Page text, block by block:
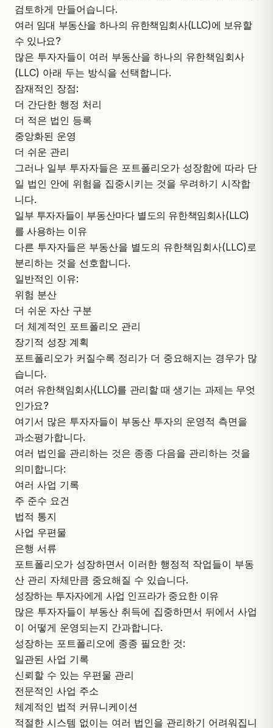
검토하게 만들어습니다.
여러 임대 부동산을 하나의 유한책임회사(LLC)에 보유할
수 있나요?
많은 투자자들이 여러 부동산을 하나의 유한책임회사
(LLC) 아래 두는 방식을 선택합니다.
잠재적인 장점:
더 간단한 행정 처리
더 적은 법인 등록
중앙화된 운영
더 쉬운 관리
그러나 일부 투자자들은 포트폴리오가 성장함에 따라 단
일 법인 안에 위험을 집중시키는 것을 우려하기 시작합
니다.
일부 투자자들이 부동산마다 별도의 유한책임회사(LLC)
를 사용하는 이유
다른 투자자들은 부동산을 별도의 유한책임회사(LLC)로
분리하는 것을 선호합니다.
일반적인 이유:
위험 분산
더 쉬운 자산 구분
더 체계적인 포트폴리오 관리
장기적 성장 계획
포트폴리오가 커질수록 정리가 더 중요해지는 경우가 많
습니다.
여러 유한책임회사(LLC)를 관리할 때 생기는 과제는 무엇
인가요?
여기서 많은 투자자들이 부동산 투자의 운영적 측면을
과소평가합니다.
여러 법인을 관리하는 것은 종종 다음을 관리하는 것을
의미합니다:
여러 사업 기록
주 준수 요건
법적 통지
사업 우편물
은행 서류
포트폴리오가 성장하면서 이러한 행정적 작업들이 부동
산 관리 자체만큼 중요해질 수 있습니다.
성장하는 투자자에게 사업 인프라가 중요한 이유
많은 투자자들이 부동산 취득에 집중하면서 뒤에서 사업
이 어떻게 운영되는지 간과합니다.
성장하는 포트폴리오에 종종 필요한 것:
일관된 사업 기록
신뢰할 수 있는 우편물 관리
전문적인 사업 주소
체계적인 법적 커뮤니케이션
적절한 시스템 없이는 여러 법인을 관리하기 어려워집니